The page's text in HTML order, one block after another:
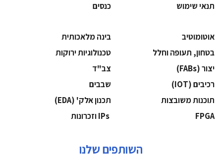
תנאי שימוש
כנסים
אוטומוטיב
בינה מלאכותית
בטחון, תעופה וחלל
‫טכנולוגיות ירוקות‬
‫יצור (‪(FABs‬‬
‫צב"ד‬
‫רכיבים‬ (IOT)
‫שבבים‬
‫תוכנות משובצות‬
‫תכנון אלק' (‪(EDA‬‬
‫‪FPGA‬‬
השותפים שלנו